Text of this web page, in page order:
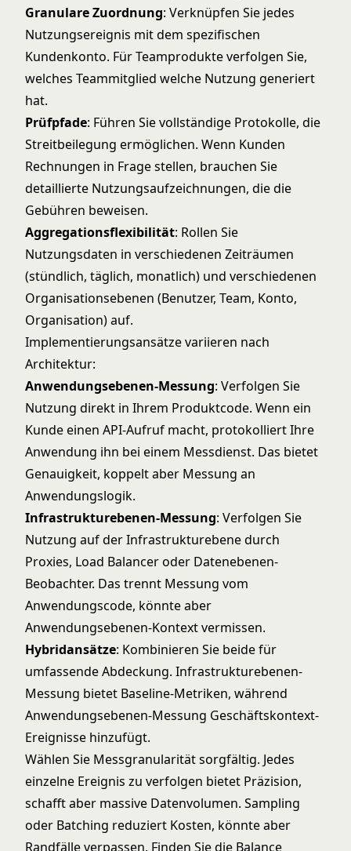
Granulare Zuordnung: Verknüpfen Sie jedes
Nutzungsereignis mit dem spezifischen
Kundenkonto. Für Teamprodukte verfolgen Sie,
welches Teammitglied welche Nutzung generiert
hat.
Prüfpfade: Führen Sie vollständige Protokolle, die
Streitbeilegung ermöglichen. Wenn Kunden
Rechnungen in Frage stellen, brauchen Sie
detaillierte Nutzungsaufzeichnungen, die die
Gebühren beweisen.
Aggregationsflexibilität: Rollen Sie
Nutzungsdaten in verschiedenen Zeiträumen
(stündlich, täglich, monatlich) und verschiedenen
Organisationsebenen (Benutzer, Team, Konto,
Organisation) auf.
Implementierungsansätze variieren nach
Architektur:
Anwendungsebenen-Messung: Verfolgen Sie
Nutzung direkt in Ihrem Produktcode. Wenn ein
Kunde einen API-Aufruf macht, protokolliert Ihre
Anwendung ihn bei einem Messdienst. Das bietet
Genauigkeit, koppelt aber Messung an
Anwendungslogik.
Infrastrukturebenen-Messung: Verfolgen Sie
Nutzung auf der Infrastrukturebene durch
Proxies, Load Balancer oder Datenebenen-
Beobachter. Das trennt Messung vom
Anwendungscode, könnte aber
Anwendungsebenen-Kontext vermissen.
Hybridansätze: Kombinieren Sie beide für
umfassende Abdeckung. Infrastrukturebenen-
Messung bietet Baseline-Metriken, während
Anwendungsebenen-Messung Geschäftskontext-
Ereignisse hinzufügt.
Wählen Sie Messgranularität sorgfältig. Jedes
einzelne Ereignis zu verfolgen bietet Präzision,
schafft aber massive Datenvolumen. Sampling
oder Batching reduziert Kosten, könnte aber
Randfälle verpassen. Finden Sie die Balance